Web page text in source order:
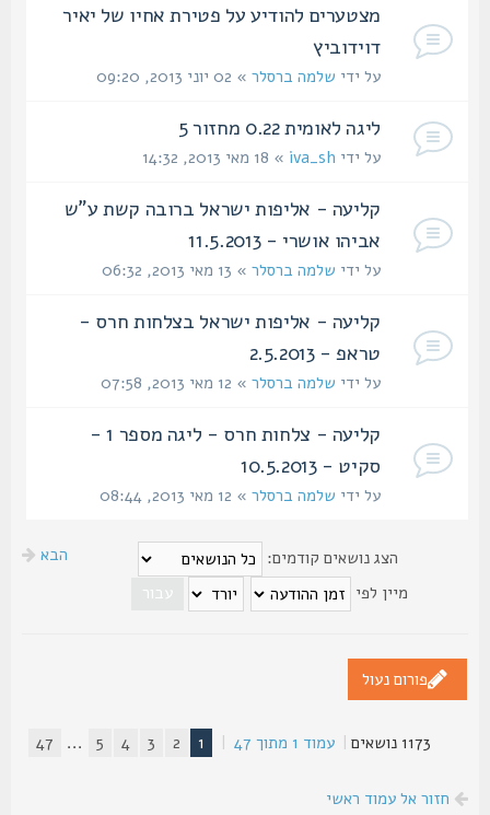
מצטערים להודיע על פטירת אחיו של יאיר
דוידוביץ
על ידישלמה ברסלר» 02 יוני 2013, 09:20
ליגה לאומית 0.22 מחזור 5
על ידיiva_sh» 18 מאי 2013, 14:32
קליעה - אליפות ישראל ברובה קשת ע"ש
אביהו אושרי - 11.5.2013
על ידישלמה ברסלר» 13 מאי 2013, 06:32
קליעה - אליפות ישראל בצלחות חרס -
טראפ - 2.5.2013
על ידישלמה ברסלר» 12 מאי 2013, 07:58
קליעה - צלחות חרס - ליגה מספר 1 -
סקיט - 10.5.2013
על ידישלמה ברסלר» 12 מאי 2013, 08:44
הצג נושאים קודמים:
מיין לפי
פורום נעול
| עמוד1מתוך47
|
1
5
...
47
חזור אל עמוד ראשי